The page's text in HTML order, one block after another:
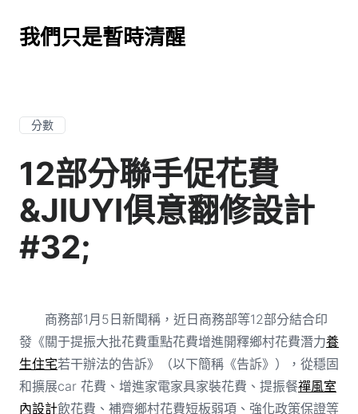
我們只是暫時清醒
分數
12部分聯手促花費
&JIUYI俱意翻修設計
#32;
商務部1月5日新聞稱，近日商務部等12部分結合印
發《關于提振大批花費重點花費增進開釋鄉村花費潛力養
生住宅若干辦法的告訴》（以下簡稱《告訴》），從穩固
和擴展car 花費、增進家電家具家裝花費、提振餐禪風室
內設計飲花費、補齊鄉村花費短板弱項、強化政策保證等